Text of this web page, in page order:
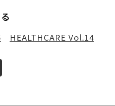
HEALTHCARE Vol.14